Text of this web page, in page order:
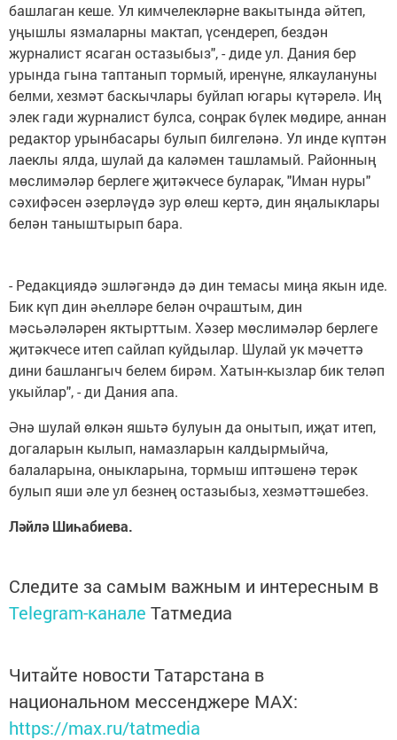
башлаган кеше. Ул кимчелекләрне вакытында әйтеп,
уңышлы язмаларны мактап, үсендереп, бездән
журналист ясаган остазыбыз", - диде ул. Дания бер
урында гына таптанып тормый, иренүне, ялкаулануны
белми, хезмәт баскычлары буйлап югары күтәрелә. Иң
элек гади журналист булса, соңрак бүлек мөдире, аннан
редактор урынбасары булып билгеләнә. Ул инде күптән
лаеклы ялда, шулай да каләмен ташламый. Районның
мөслимәләр берлеге җитәкчесе буларак, "Иман нуры"
сәхифәсен әзерләүдә зур өлеш кертә, дин яңалыклары
белән таныштырып бара.
- Редакциядә эшләгәндә дә дин темасы миңа якын иде.
Бик күп дин әһелләре белән очраштым, дин
мәсьәләләрен яктырттым. Хәзер мөслимәләр берлеге
җитәкчесе итеп сайлап куйдылар. Шулай ук мәчеттә
дини башлангыч белем бирәм. Хатын-кызлар бик теләп
укыйлар", - ди Дания апа.
Әнә шулай өлкән яшьтә булуын да онытып, иҗат итеп,
догаларын кылып, намазларын калдырмыйча,
балаларына, оныкларына, тормыш иптәшенә терәк
булып яши әле ул безнең остазыбыз, хезмәттәшебез.
Ләйлә Шиһабиева.
Следите за самым важным и интересным в
Telegram-канале Татмедиа
Читайте новости Татарстана в
национальном мессенджере MАХ:
https://max.ru/tatmedia